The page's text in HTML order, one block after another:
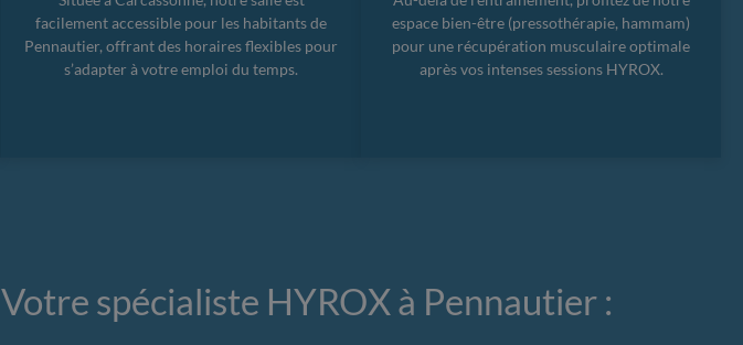
facilement accessible pour les habitants de
Pennautier, offrant des horaires flexibles pour
s’adapter à votre emploi du temps.
espace bien-être (pressothérapie, hammam)
pour une récupération musculaire optimale
après vos intenses sessions HYROX.
Votre spécialiste HYROX à Pennautier :